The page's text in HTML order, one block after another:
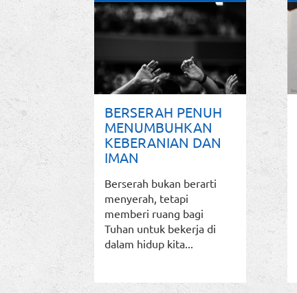
BERSERAH PENUH
MENUMBUHKAN
KEBERANIAN DAN
IMAN
Berserah bukan berarti
menyerah, tetapi
memberi ruang bagi
Tuhan untuk bekerja di
dalam hidup kita...